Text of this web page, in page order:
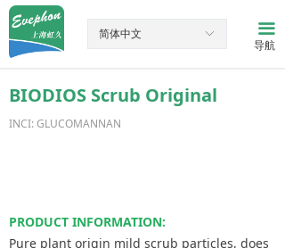
끀
网站首页
产品中心
新闻资讯
导航
ꀅ
简体中文
BIODIOS Scrub Original
INCI: GLUCOMANNAN
PRODUCT INFORMATION:
Pure plant origin mild scrub particles, does